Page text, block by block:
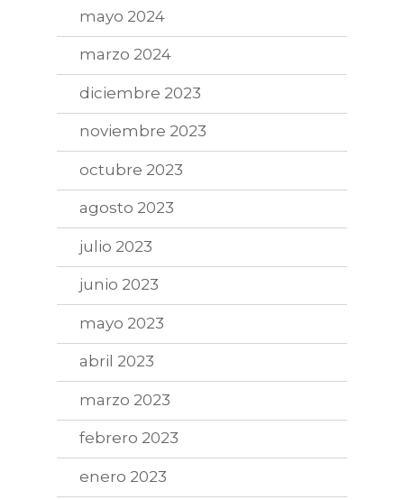
mayo 2024
marzo 2024
diciembre 2023
noviembre 2023
octubre 2023
agosto 2023
julio 2023
junio 2023
mayo 2023
abril 2023
marzo 2023
febrero 2023
enero 2023